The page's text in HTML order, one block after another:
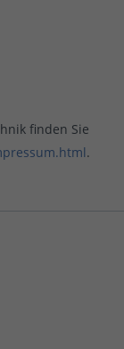
finden Sie
.